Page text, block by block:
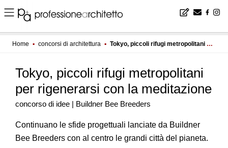
Home ▪ concorsi di architettura ▪ Tokyo, piccoli rifugi metropolitani per rigenerarsi con la meditazione
Tokyo, piccoli rifugi metropolitani
per rigenerarsi con la meditazione
concorso di idee | Buildner Bee Breeders
Continuano le sfide progettuali lanciate da Buildner
Bee Breeders con al centro le grandi città del pianeta.